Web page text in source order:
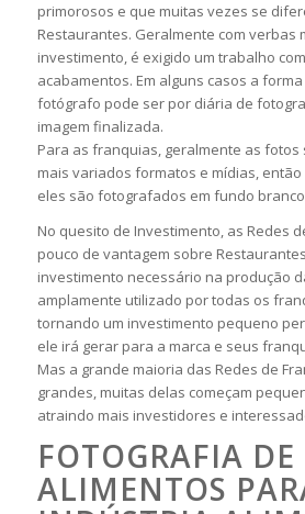
primorosos e que muitas vezes se
Restaurantes. Geralmente com verbas
investimento, é exigido um trabalho
acabamentos. Em alguns casos a
fotógrafo pode ser por diária de
imagem finalizada.
Para as franquias, geralmente as
mais variados formatos e mídias,
eles são fotografados em fundo
No quesito de Investimento, as Redes
pouco de vantagem sobre
investimento necessário na produção
amplamente utilizado por todas os
tornando um investimento pequeno
ele irá gerar para a marca e seus
Mas a grande maioria das Redes de
grandes, muitas delas começam
atraindo mais investidores e
FOTOGRAFIA DE
ALIMENTOS